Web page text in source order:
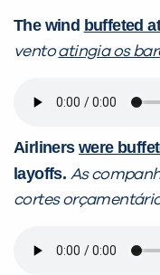
The wind buffeted
ventoatingia os
Airliners were
layoffs. As
cortes